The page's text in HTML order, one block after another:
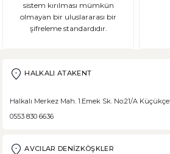
sistem kırılması mümkün
olmayan bir uluslararası bir
şifreleme standardıdır.
HALKALI ATAKENT
Halkalı Merkez Mah. 1.Emek Sk. No:21/A
0553 830 6636
AVCILAR DENİZKÖŞKLER